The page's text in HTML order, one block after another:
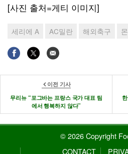
[사진 출처=게티 이미지]
세리에 A AC밀란 해외축구
이전 기사
무리뉴 “포그바는 프랑스 국가 대표 팀
에서 행복하지 않다”
© 2026 Copyright
CONTACT